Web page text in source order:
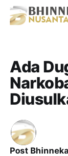
Ada
Post Bhinneka